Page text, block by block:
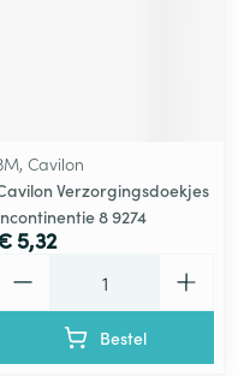
Cavilon
Verzorgingsdoekjes
8 9274
5,32
Bestel